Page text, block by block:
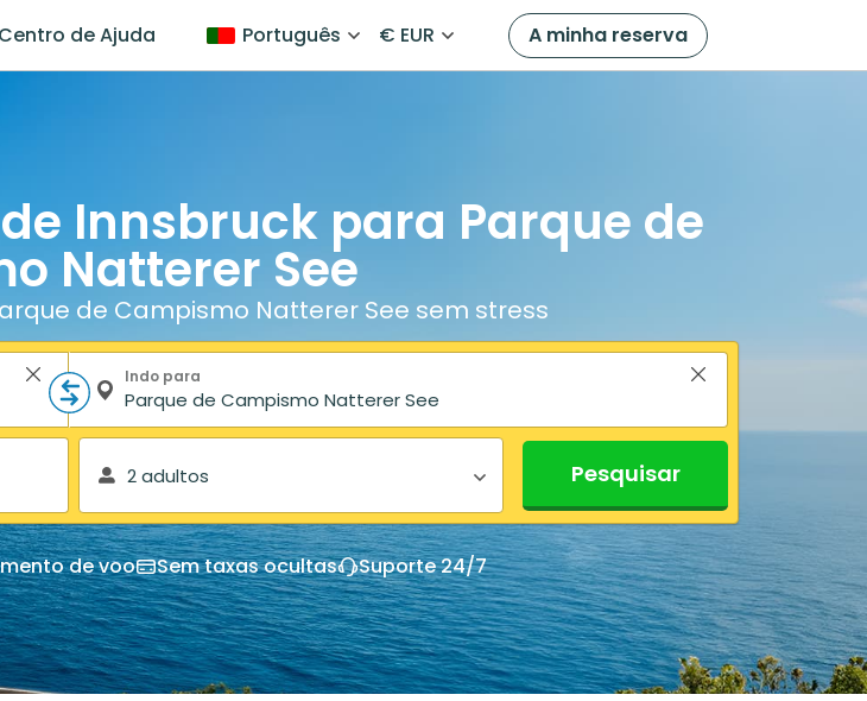
Centro de Ajuda Português € EUR A minha reserva
Innsbruck para Parque de
Natterer See
de Campismo Natterer See sem stress
Indo para
2 adultos Pesquisar
de voo Sem taxas ocultas Suporte 24/7